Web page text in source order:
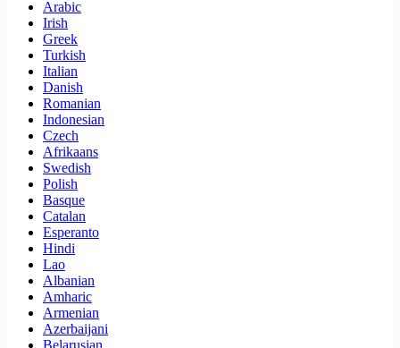
Arabic
Irish
Greek
Turkish
Italian
Danish
Romanian
Indonesian
Czech
Afrikaans
Swedish
Polish
Basque
Catalan
Esperanto
Hindi
Lao
Albanian
Amharic
Armenian
Azerbaijani
Belarusian